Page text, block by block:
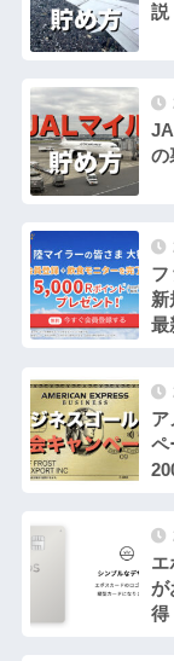
説
の
フ
新
最
ア
ペ
エ
が
得